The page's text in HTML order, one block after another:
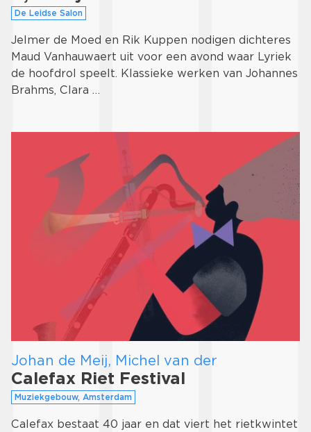
De Leidse Salon
Jelmer de Moed en Rik Kuppen nodigen dichteres
Maud Vanhauwaert uit voor een avond waar Lyriek
de hoofdrol speelt. Klassieke werken van Johannes
Brahms, Clara …
Johan de Meij, Michel van der
Calefax Riet Festival
Muziekgebouw, Amsterdam
Calefax bestaat 40 jaar en dat viert het rietkwintet